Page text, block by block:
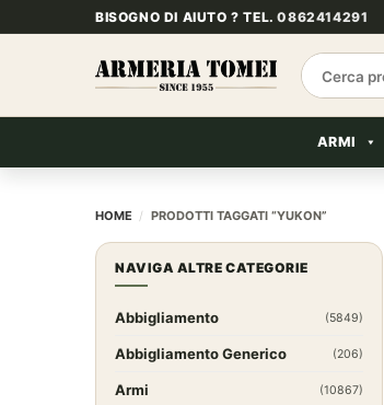
ai
BISOGNO DI AIUTO ? TEL.0862414291
Cerca:
ARMI
HOME / PRODOTTI TAGGATI “YUKON”
NAVIGA ALTRE CATEGORIE
Abbigliamento (5849)
Abbigliamento Generico (206)
Armi (10867)